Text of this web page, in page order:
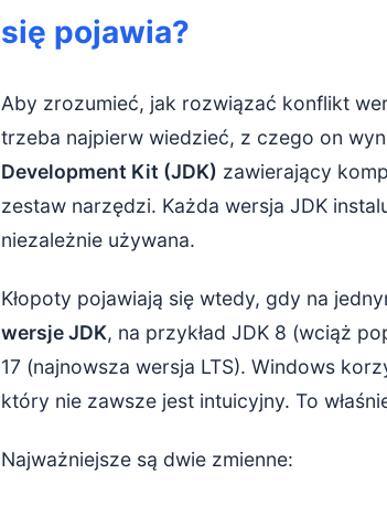
się pojawia?
Aby zrozumieć, jak rozwiązać konflikt
trzeba najpierw wiedzieć, z czego on
Development Kit (JDK) zawierający
zestaw narzędzi. Każda wersja JDK
niezależnie używana.
Kłopoty pojawiają się wtedy, gdy na
wersje JDK, na przykład JDK 8 (wciąż
17 (najnowsza wersja LTS). Windows
który nie zawsze jest intuicyjny. To
Najważniejsze są dwie zmienne: